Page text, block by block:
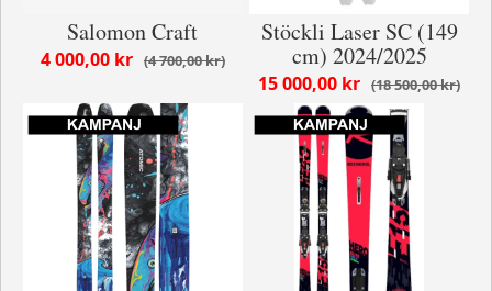
Salomon Craft
4 700,00 kr
4 000,00 kr
Stöckli Laser SC (149
cm) 2024/2025
18 500,00 kr
15 000,00 kr